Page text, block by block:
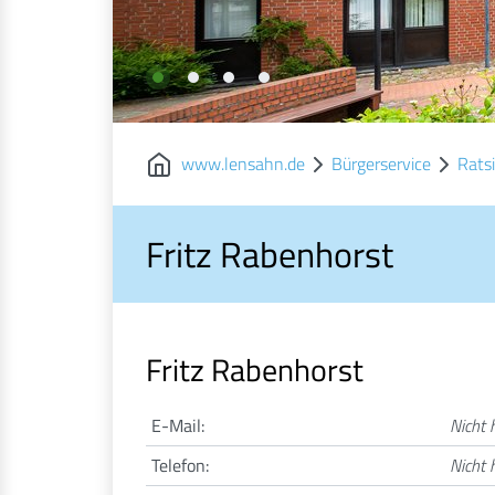
www.lensahn.de Bürgerservice
Fritz Rabenhorst
Fritz Rabenhorst
E-Mail:
Nicht
Telefon:
Nicht